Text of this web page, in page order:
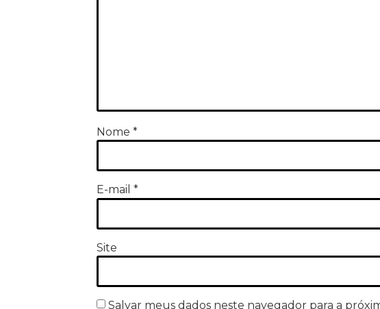
Nome *
E-mail *
Site
Salvar meus dados neste navegador para a